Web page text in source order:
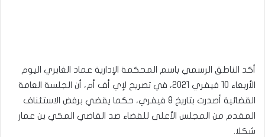
أكد الناطق الرسمي باسم المحكمة الإدارية عماد الغابري اليوم
الأربعاء 10 فيفري 2021، في تصريح لإي أف أم، أن الجلسة العامة
القضائية أصدرت بتاريخ 8 فيفري، حكما يقضي برفض الاستئناف
المقدم من المجلس الأعلى للقضاء ضد القاضي المكي بن عمار
شكلا.